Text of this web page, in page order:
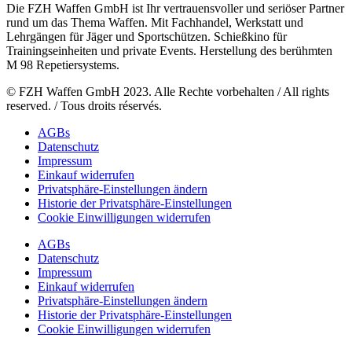
Die FZH Waffen GmbH ist Ihr vertrauensvoller und seriöser Partner
rund um das Thema Waffen. Mit Fachhandel, Werkstatt und
Lehrgängen für Jäger und Sportschützen. Schießkino für
Trainingseinheiten und private Events. Herstellung des berühmten
M 98 Repetiersystems.
© FZH Waffen GmbH 2023. Alle Rechte vorbehalten / All rights
reserved. / Tous droits réservés.
AGBs
Datenschutz
Impressum
Einkauf widerrufen
Privatsphäre-Einstellungen ändern
Historie der Privatsphäre-Einstellungen
Cookie Einwilligungen widerrufen
AGBs
Datenschutz
Impressum
Einkauf widerrufen
Privatsphäre-Einstellungen ändern
Historie der Privatsphäre-Einstellungen
Cookie Einwilligungen widerrufen